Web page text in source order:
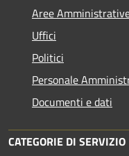
Aree
Uffici
Politici
Personale
Documenti e dati
CATEGORIE DI SERVIZIO